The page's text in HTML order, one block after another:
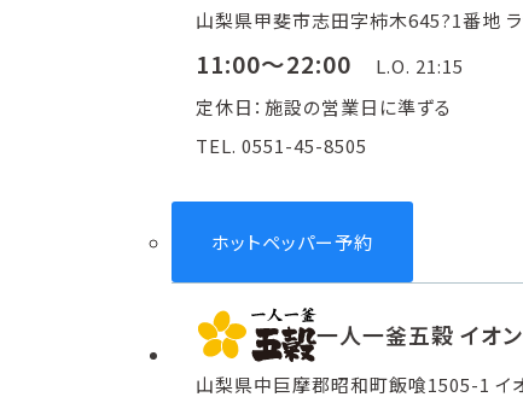
山梨県甲斐市志田字柿木645?1番地
11:00～22:00
L.O. 21:15
定休日：施設の営業日に準ずる
TEL. 0551-45-8505
ホットペッパー予約
一人一釜五穀 イオ
山梨県中巨摩郡昭和町飯喰1505-1 イ